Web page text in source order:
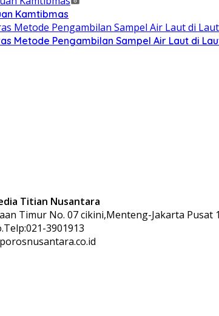
Kamtibmas
Metode Pengambilan Sampel Air Laut di
Titian Nusantara
Timur No. 07 cikini,Menteng-Jakarta Pusat
3901913